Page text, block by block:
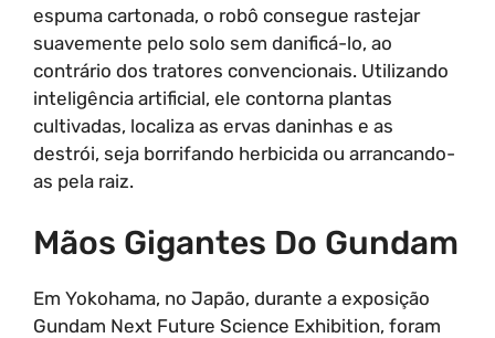
espuma cartonada, o robô consegue rastejar
suavemente pelo solo sem danificá-lo, ao
contrário dos tratores convencionais. Utilizando
inteligência artificial, ele contorna plantas
cultivadas, localiza as ervas daninhas e as
destrói, seja borrifando herbicida ou arrancando-
as pela raiz.
Mãos Gigantes Do Gundam
Em Yokohama, no Japão, durante a exposição
Gundam Next Future Science Exhibition, foram